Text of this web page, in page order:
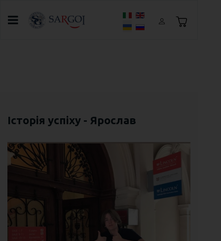
Оберіть свою мову
Історія успіху - Ярослав